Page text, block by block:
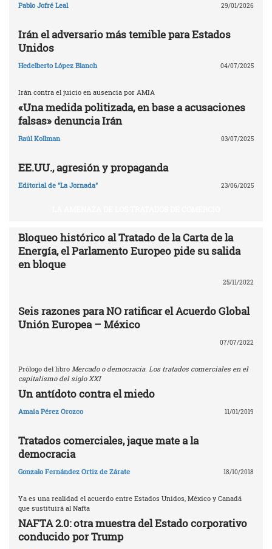
Pablo Jofré Leal 29/01/2026
Irán el adversario más temible para Estados
Unidos
Hedelberto López Blanch 04/07/2025
Irán contra el juicio en ausencia por AMIA
«Una medida politizada, en base a acusaciones
falsas» denuncia Irán
Raúl Kollman 03/07/2025
EE.UU., agresión y propaganda
Editorial de "La Jornada" 23/06/2025
Bloqueo histórico al Tratado de la Carta de la
Energía, el Parlamento Europeo pide su salida
en bloque
25/11/2022
Seis razones para NO ratificar el Acuerdo Global
Unión Europea – México
07/07/2022
Prólogo del libro Mercado o democracia. Los tratados comerciales en el
capitalismo del siglo XXI
Un antídoto contra el miedo
Amaia Pérez Orozco 11/01/2019
Tratados comerciales, jaque mate a la
democracia
Gonzalo Fernández Ortiz de Zárate 18/10/2018
Ya es una realidad el acuerdo entre Estados Unidos, México y Canadá
que sustituirá al Nafta
NAFTA 2.0: otra muestra del Estado corporativo
conducido por Trump